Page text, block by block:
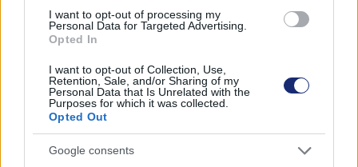
I want to opt-out of processing my
Personal Data for Targeted Advertising.
Opted In
I want to opt-out of Collection, Use,
Retention, Sale, and/or Sharing of my
Personal Data that Is Unrelated with the
Purposes for which it was collected.
Opted Out
Google consents
A Nemzeti Élelmiszerlánc-biztonsági Hivatal, az ÉLBC
Kft, illetve a KMÉ támogatásával megvalósuló
Leginnovatívabb élelmiszervállalkozás Díj:
ALDI Magyarország Élelmiszer Bt.
A Települési Önkormányzatok Országos Szövetsége
által felajánlott Az év zöld települési önkormányzata Díj: